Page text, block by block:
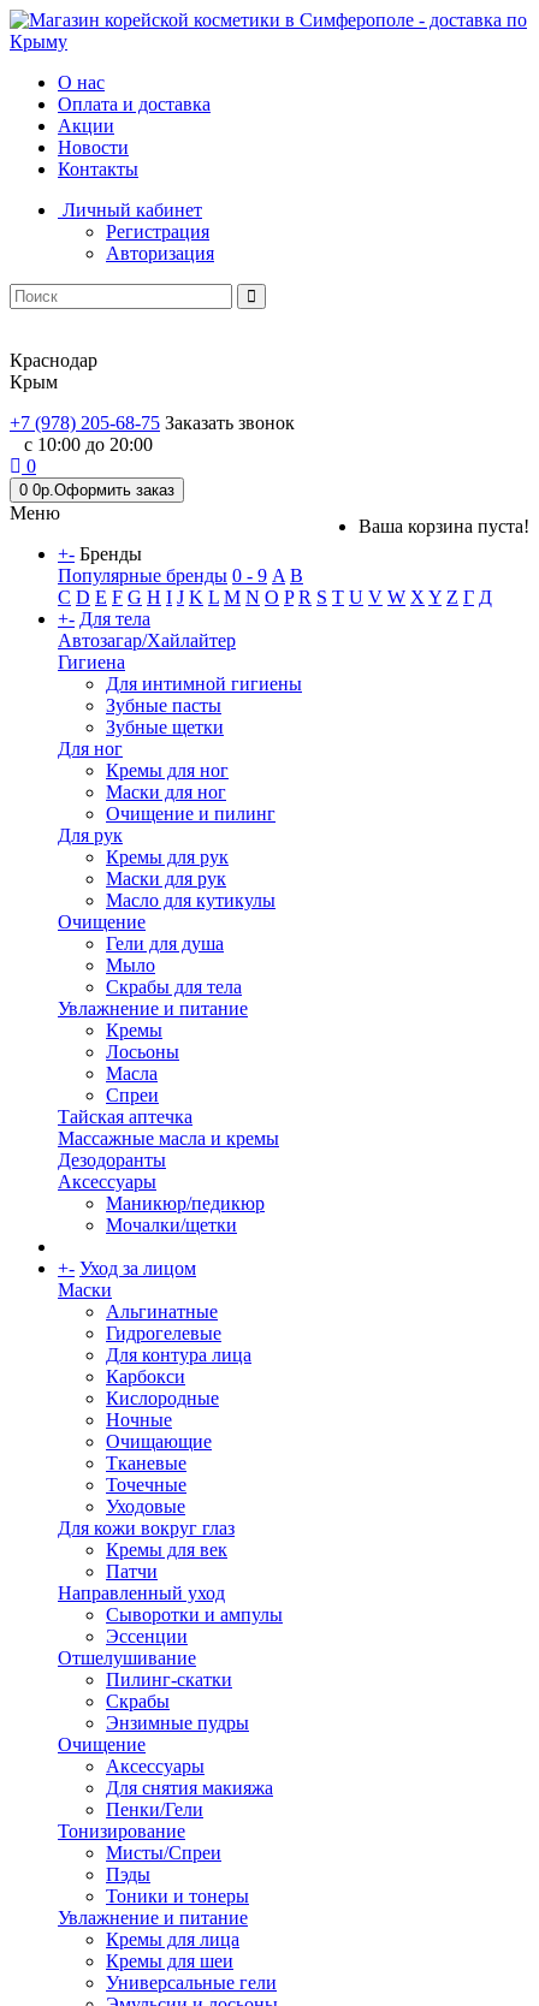
О нас
Оплата и доставка
Акции
Новости
Контакты
Личный кабинет
Регистрация
Авторизация
Краснодар
Крым
+7 (978) 205-68-75 Заказать звонок
с 10:00 до 20:00
0
0 0р.Оформить заказ
Ваша корзина пуста!
Меню
+- Бренды
Популярные бренды 0 - 9 A B
C D E F G H I J K L M N O P R S T U V W X Y Z Г Д
+- Для тела
Автозагар/Хайлайтер
Гигиена
Для интимной гигиены
Зубные пасты
Зубные щетки
Для ног
Кремы для ног
Маски для ног
Очищение и пилинг
Для рук
Кремы для рук
Маски для рук
Масло для кутикулы
Очищение
Гели для душа
Мыло
Скрабы для тела
Увлажнение и питание
Кремы
Лосьоны
Масла
Спреи
Тайская аптечка
Массажные масла и кремы
Дезодоранты
Аксессуары
Маникюр/педикюр
Мочалки/щетки
+- Уход за лицом
Маски
Альгинатные
Гидрогелевые
Для контура лица
Карбокси
Кислородные
Ночные
Очищающие
Тканевые
Точечные
Уходовые
Для кожи вокруг глаз
Кремы для век
Патчи
Направленный уход
Сыворотки и ампулы
Эссенции
Отшелушивание
Пилинг-скатки
Скрабы
Энзимные пудры
Очищение
Аксессуары
Для снятия макияжа
Пенки/Гели
Тонизирование
Мисты/Спреи
Пэды
Тоники и тонеры
Увлажнение и питание
Кремы для лица
Кремы для шеи
Универсальные гели